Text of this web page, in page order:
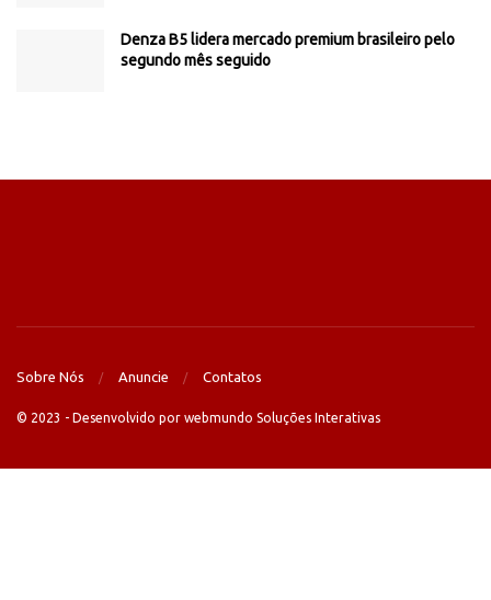
Denza B5 lidera mercado premium brasileiro pelo
segundo mês seguido
Sobre Nós Anuncie Contatos
© 2023 - Desenvolvido por webmundo Soluções Interativas